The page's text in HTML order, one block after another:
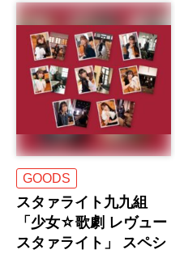
GOODS
スタァライト九九組
「少女☆歌劇 レヴュー
スタァライト」 スペシ